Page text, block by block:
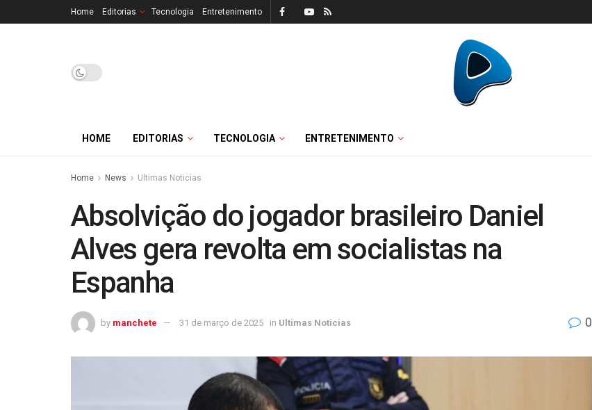
Home Editorias Tecnologia Entretenimento
HOME EDITORIAS TECNOLOGIA ENTRETENIMENTO
Home News Ultimas Noticias
Absolvição do jogador brasileiro Daniel
Alves gera revolta em socialistas na
Espanha
by manchete 31 de março de 2025 in Ultimas Noticias 0